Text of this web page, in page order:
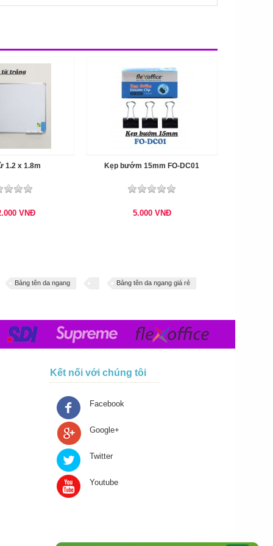
1.2 x 1.8m
VNĐ
Kẹp bướm 15mm FO-DC01
5.000 VNĐ
Bảng tên da ngang Bảng tên da ngang giá rẻ
Kết nối với chúng tôi
Facebook
Google+
Twitter
Youtube